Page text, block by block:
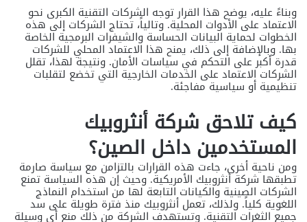
وبناءً عليه، يوضح هذا القرار توجه الشركات التقنية الكبرى نحو
الاعتماد على الأدوات المحلية. وتالياً، تحتاج الشركات إلى هذه
الخطوات لحماية البيانات الحساسة والشيفرات البرمجية الخاصة
بها. وبالإضافة إلى ذلك، يمنح هذا الاعتماد المحلي للشركات
قدرة أكبر على التحكم في سياسات الأمان. ونتيجة لهذا، تقلل
الشركات الاعتماد على الخدمات الخارجية التي تخضع لتقلبات
تنظيمية أو سياسية مفاجئة.
كيف تلاحق شركة أنثروبيك
المستخدمين داخل الصين؟
ومن ناحية أخرى، جاءت هذه القرارات بالتزامن مع سياسة صارمة
تطبقها شركة أنثروبيك الأمريكية. وحيث إن هذه السياسة تمنع
الشركات الصينية والكيانات التابعة لها من استخدام النماذج
اللغوية كلياً. ولذلك، تعمل أنثروبيك منذ فترة طويلة على سد
جميع الثغرات التقنية. وتستهدف الشركة من ذلك منع أي وسيلة